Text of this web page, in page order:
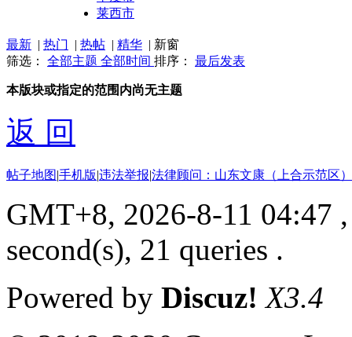
莱西市
最新 | 热门 | 热帖 | 精华 | 新窗
筛选： 全部主题 全部时间 排序： 最后发表
本版块或指定的范围内尚无主题
返 回
帖子地图|手机版|违法举报|法律顾问：山东文康（上合示范区
GMT+8, 2026-8-11 04:47
second(s), 21 queries .
Powered by Discuz! X3.4